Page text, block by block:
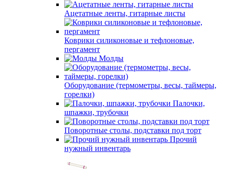
Ацетатные ленты, гитарные листы
Коврики силиконовые и тефлоновые,
пергамент
Молды
Оборудование (термометры, весы, таймеры,
горелки)
Палочки,
шпажки, трубочки
Поворотные столы, подставки под торт
Прочий
нужный инвентарь